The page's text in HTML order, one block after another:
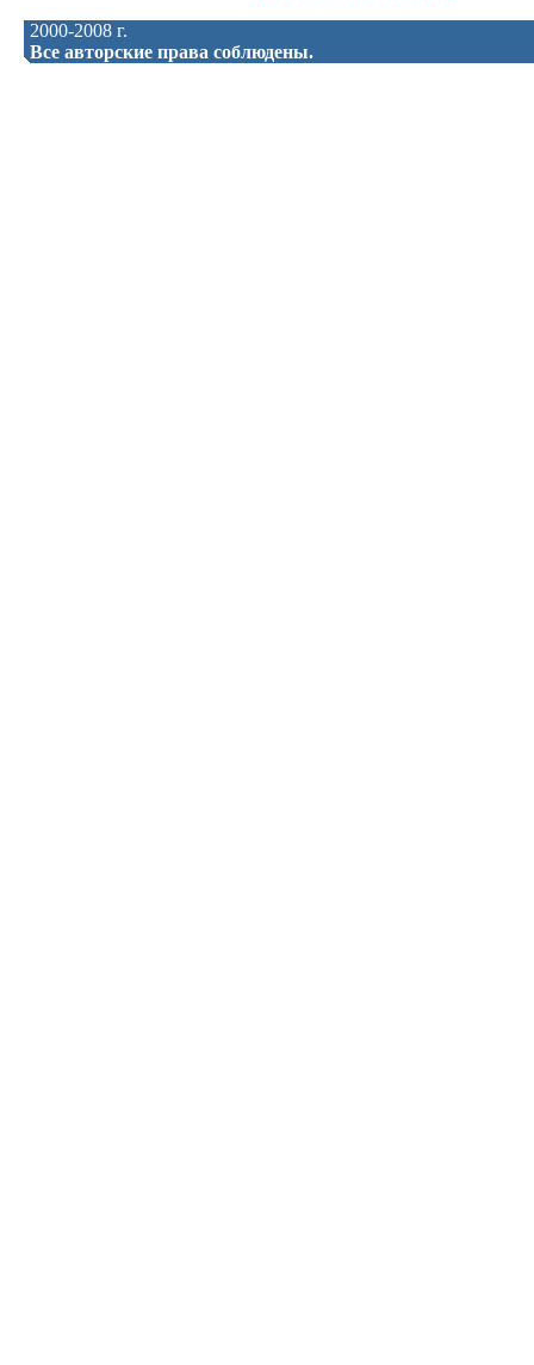
2000-2008 г.
Все авторские права соблюдены.